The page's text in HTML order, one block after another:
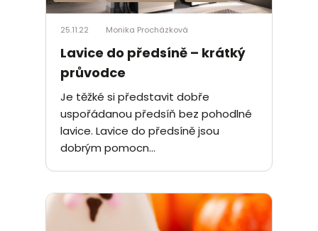
25.11.22 Monika Procházková
Lavice do předsíně – krátký
průvodce
Je těžké si představit dobře
uspořádanou předsíň bez pohodlné
lavice. Lavice do předsíně jsou
dobrým pomocn...